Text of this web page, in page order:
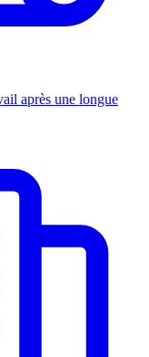
après une longue